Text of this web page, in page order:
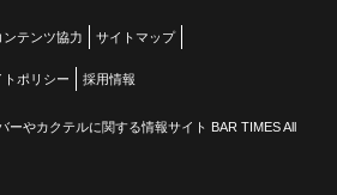
ンテンツ協力 サイトマップ
トポリシー 採用情報
ーやカクテルに関する情報サイト BAR TIMES All